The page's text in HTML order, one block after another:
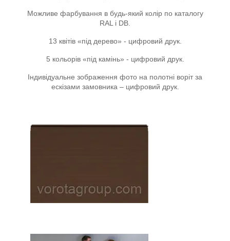
Можливе фарбування в будь-який колір по каталогу
RAL і DB.
13 квітів «під дерево» - цифровий друк.
5 кольорів «під камінь» - цифровий друк.
Індивідуальне зображення фото на полотні воріт за
ескізами замовника – цифровий друк.